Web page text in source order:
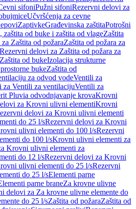
sifoniPužni sifoniRezervni delovi za
Učvršćenja za cevne
ZaptivkeGrađevinska zaštitaPotrošni
zaštita od buke i zaštita od vlageZaštita
Zaštita od požaraZaštita od požara za
Rezervni delovi za Zaštita od požara za
Zaštita od bukeIzolacija strukturne
bukeZaštita od
za odvod vodeVentili za
za Ventili za ventilacijuVentili za
Pluvia odvodnjavanje krovaKrovni
za Krovni ulivni elementiKrovni
delovi za Krovni ulivni elementi
do 25 l/sRezervni delovi za Krovni
ulivni elementi do 100 l/sRezervni
do 100 l/sKrovni ulivni elementi za
Krovni ulivni elementi za
do 12 l/sRezervni delovi za Krovni
ulivni elementi do 25 l/sRezervni
do 25 l/sElementi parne
parne braneZa krovne ulivne
delovi za Za krovne ulivne elemente do
do 25 l/sZaštita od požaraZaštita od